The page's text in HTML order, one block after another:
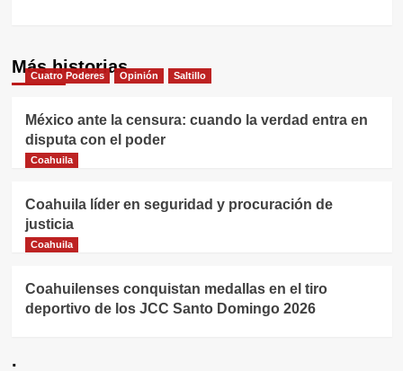
Más historias
Cuatro Poderes Opinión Saltillo
México ante la censura: cuando la verdad entra en
disputa con el poder
Coahuila
Coahuila líder en seguridad y procuración de
justicia
Coahuila
Coahuilenses conquistan medallas en el tiro
deportivo de los JCC Santo Domingo 2026
.